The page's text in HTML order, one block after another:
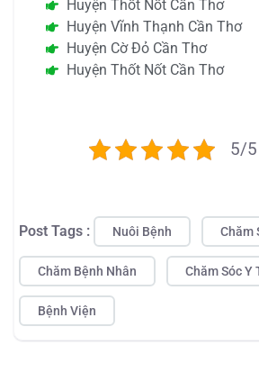
Huyện Thốt Nốt Cần Thơ
Huyện Vĩnh Thạnh Cần Thơ
Huyện Cờ Đỏ Cần Thơ
Huyện Thốt Nốt Cần Thơ
5/
Post Tags : Nuôi Bệnh Chăm
Chăm Bệnh Nhân Chăm Sóc Y
Bệnh Viện